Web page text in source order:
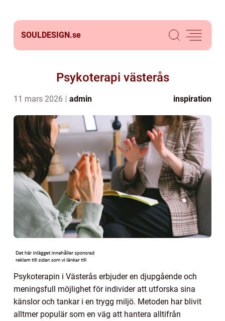
SOULDESIGN.se
Psykoterapi västerås
11 mars 2026 admin inspiration
Psykoterapin i Västerås erbjuder en djupgående och
meningsfull möjlighet för individer att utforska sina
känslor och tankar i en trygg miljö. Metoden har blivit
alltmer populär som en väg att hantera alltifrån